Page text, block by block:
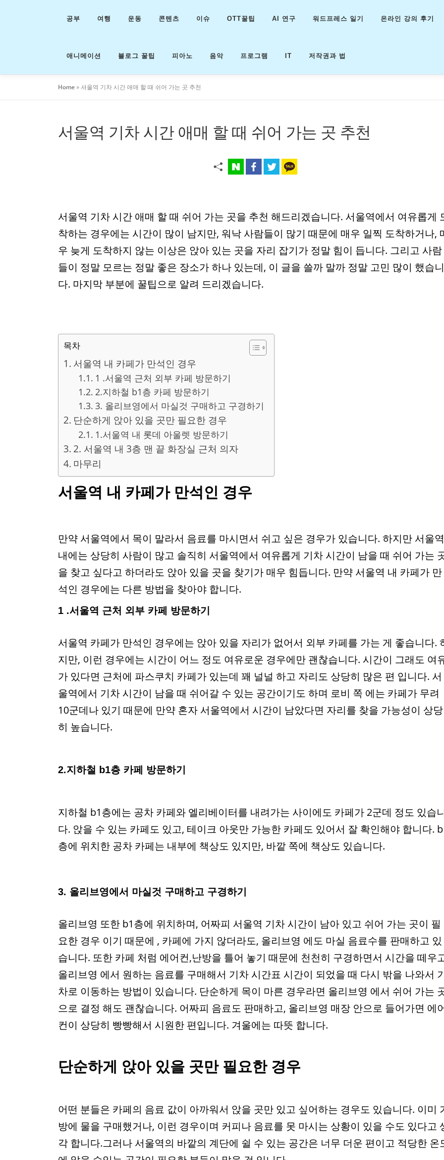
가
공부 여행 운동 콘텐츠 이슈 OTT꿀팁 AI 연구 워드프레스 일기 온라인 강의 후기
애니메이션 블로그 꿀팁 피아노 음악 프로그램 IT 저작권과 법
Home» 서울역 기차 시간 애매 할 때 쉬어 가는 곳 추천
서울역 기차 시간 애매 할 때 쉬어 가는 곳 추천
서울역 기차 시간 애매 할 때 쉬어 가는 곳을 추천 해드리겠습니다. 서울역에서 여유롭게
착하는 경우에는 시간이 많이 남지만, 워낙 사람들이 많기 때문에 매우 일찍 도착하거나,
우 늦게 도착하지 않는 이상은 앉아 있는 곳을 자리 잡기가 정말 힘이 듭니다. 그리고 사람
들이 정말 모르는 정말 좋은 장소가 하나 있는데, 이 글을 쓸까 말까 정말 고민 많이 했습니
다. 마지막 부분에 꿀팁으로 알려 드리겠습니다.
목차
서울역 내 카페가 만석인 경우
1 .서울역 근처 외부 카페 방문하기
2.지하철 b1층 카페 방문하기
3. 올리브영에서 마실것 구매하고 구경하기
단순하게 앉아 있을 곳만 필요한 경우
1.서울역 내 롯데 아울렛 방문하기
2. 서울역 내 3층 맨 끝 화장실 근처 의자
마무리
서울역 내 카페가 만석인 경우
만약 서울역에서 목이 말라서 음료를 마시면서 쉬고 싶은 경우가 있습니다. 하지만 서울역
내에는 상당히 사람이 많고 솔직히 서울역에서 여유롭게 기차 시간이 남을 때 쉬어 가는
을 찾고 싶다고 하더라도 앉아 있을 곳을 찾기가 매우 힘듭니다. 만약 서울역 내 카페가 만
석인 경우에는 다른 방법을 찾아야 합니다.
1 .서울역 근처 외부 카페 방문하기
서울역 카페가 만석인 경우에는 앉아 있을 자리가 없어서 외부 카페를 가는 게 좋습니다.
지만, 이런 경우에는 시간이 어느 정도 여유로운 경우에만 괜찮습니다. 시간이 그래도 여
가 있다면 근처에 파스쿠치 카페가 있는데 꽤 널널 하고 자리도 상당히 많은 편 입니다. 서
울역에서 기차 시간이 남을 때 쉬어갈 수 있는 공간이기도 하며 로비 쪽 에는 카페가 무려
10군데나 있기 때문에 만약 혼자 서울역에서 시간이 남았다면 자리를 찾을 가능성이 상당
히 높습니다.
2.지하철 b1층 카페 방문하기
지하철 b1층에는 공차 카페와 엘리베이터를 내려가는 사이에도 카페가 2군데 정도 있습
다. 앉을 수 있는 카페도 있고, 테이크 아웃만 가능한 카페도 있어서 잘 확인해야 합니다.
층에 위치한 공차 카페는 내부에 책상도 있지만, 바깥 쪽에 책상도 있습니다.
3. 올리브영에서 마실것 구매하고 구경하기
올리브영 또한 b1층에 위치하며, 어짜피 서울역 기차 시간이 남아 있고 쉬어 가는 곳이 필
요한 경우 이기 때문에 , 카페에 가지 않더라도, 올리브영 에도 마실 음료수를 판매하고 있
습니다. 또한 카페 처럼 에어컨,난방을 틀어 놓기 때문에 천천히 구경하면서 시간을 떼우
올리브영 에서 원하는 음료를 구매해서 기차 시간표 시간이 되었을 때 다시 밖을 나와서
차로 이동하는 방법이 있습니다. 단순하게 목이 마른 경우라면 올리브영 에서 쉬어 가는
으로 결정 해도 괜찮습니다. 어짜피 음료도 판매하고, 올리브영 매장 안으로 들어가면 에
컨이 상당히 빵빵해서 시원한 편입니다. 겨울에는 따뜻 합니다.
단순하게 앉아 있을 곳만 필요한 경우
어떤 분들은 카페의 음료 값이 아까워서 앉을 곳만 있고 싶어하는 경우도 있습니다. 이미
방에 물을 구매했거나, 이런 경우이며 커피나 음료를 못 마시는 상황이 있을 수도 있다고
각 합니다.그러나 서울역의 바깥의 계단에 쉴 수 있는 공간은 너무 더운 편이고 적당한 온